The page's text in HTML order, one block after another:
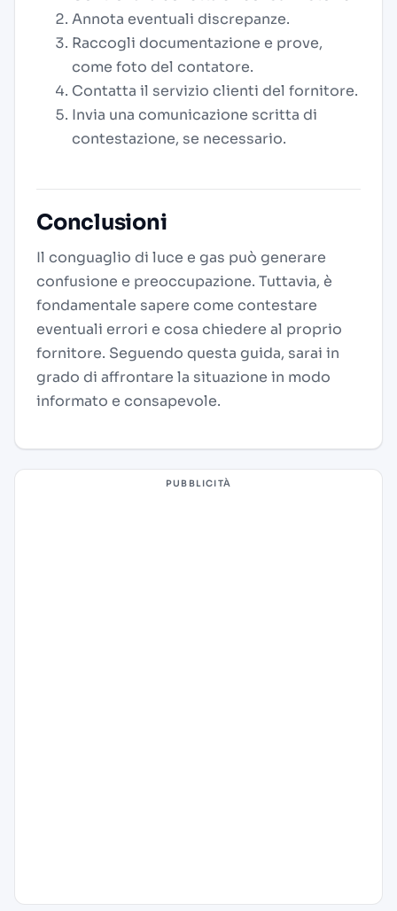
Annota eventuali discrepanze.
Raccogli documentazione e prove,
come foto del contatore.
Contatta il servizio clienti del fornitore.
Invia una comunicazione scritta di
contestazione, se necessario.
Conclusioni
Il conguaglio di luce e gas può generare
confusione e preoccupazione. Tuttavia, è
fondamentale sapere come contestare
eventuali errori e cosa chiedere al proprio
fornitore. Seguendo questa guida, sarai in
grado di affrontare la situazione in modo
informato e consapevole.
PUBBLICITÀ